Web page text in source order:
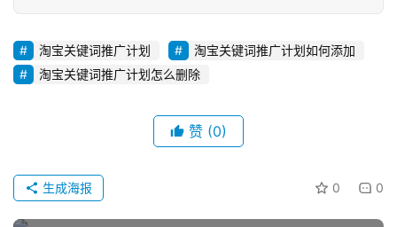
直
播
带
货
推
广
淘宝关键词推广计划
淘宝关键词推广计划如何添加
淘宝关键词推广计划怎么删除
赞 (0)
0 0
生成海报